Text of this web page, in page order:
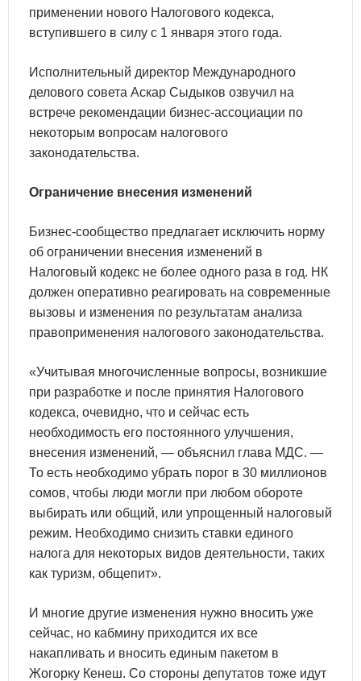
применении нового Налогового кодекса,
вступившего в силу с 1 января этого года.
Исполнительный директор Международного
делового совета Аскар Сыдыков озвучил на
встрече рекомендации бизнес-ассоциации по
некоторым вопросам налогового
законодательства.
Ограничение внесения изменений
Бизнес-сообщество предлагает исключить норму
об ограничении внесения изменений в
Налоговый кодекс не более одного раза в год. НК
должен оперативно реагировать на современные
вызовы и изменения по результатам анализа
правоприменения налогового законодательства.
«Учитывая многочисленные вопросы, возникшие
при разработке и после принятия Налогового
кодекса, очевидно, что и сейчас есть
необходимость его постоянного улучшения,
внесения изменений, — объяснил глава МДС. —
То есть необходимо убрать порог в 30 миллионов
сомов, чтобы люди могли при любом обороте
выбирать или общий, или упрощенный налоговый
режим. Необходимо снизить ставки единого
налога для некоторых видов деятельности, таких
как туризм, общепит».
И многие другие изменения нужно вносить уже
сейчас, но кабмину приходится их все
накапливать и вносить единым пакетом в
Жогорку Кенеш. Со стороны депутатов тоже идут